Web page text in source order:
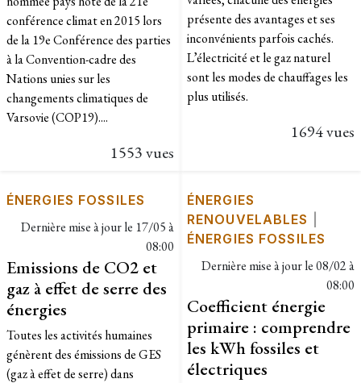
conférence climat en 2015 lors
de la 19e Conférence des parties
à la Convention-cadre des
Nations unies sur les
changements climatiques de
Varsovie (COP19)....
1553 vues
présente des avantages et ses
inconvénients parfois cachés.
L’électricité et le gaz naturel
sont les modes de chauffages les
plus utilisés.
1694 vues
ÉNERGIES FOSSILES
Dernière mise à jour le 17/05 à
08:00
Emissions de CO2 et
gaz à effet de serre des
énergies
Toutes les activités humaines
génèrent des émissions de GES
(gaz à effet de serre) dans
ÉNERGIES
RENOUVELABLES
ÉNERGIES FOSSILES
Dernière mise à jour le08/02 à
08:00
Coefficient énergie
primaire : comprendre
les kWh fossiles et
électriques